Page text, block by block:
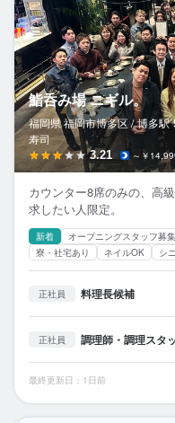
気になる求人
検索履歴・保存した条件
応募履歴
WEB履歴書
スカウト・メルマガ受信設
ヘルプ・お問い合わせフォーム
食べログ求人PRESS
プライバシーポリシー
利用規約
企業情報
鮨呑み場 ニギル。
福岡県 福岡市博多区 / 博多駅
寿司
3.21 ～￥
カウンター8席のみの、高
求したい人限定。
新着 オープニングスタッフ募集
寮・社宅あり
ネイルOK シ
正社員 料理長候補
正社員 調理師・調理スタ
最終更新日：1日前